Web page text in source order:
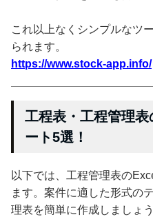
これ以上なくシンプルなツ
られます。
https://www.stock-app.info/
工程表・工程管理
ート5選！
以下では、工程管理表の
ます。案件に適した形式の
理表を簡単に作成しましょう